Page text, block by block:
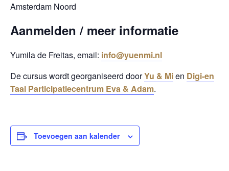
Amsterdam Noord
Aanmelden / meer informatie
Yumila de Freitas, email: info@yuenmi.nl
De cursus wordt georganiseerd doorYu & Mien Digi-en
Taal Participatiecentrum Eva & Adam.
Toevoegen aan kalender